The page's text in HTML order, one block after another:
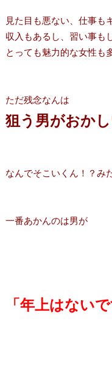
見た目も悪ない、仕事も
収入もあるし、習い事も
とっても魅力的な女性も
ただ残念なんは
狙う男がおかし
なんでそこいくん！？み
一番あかんのは男が
「年上はないで